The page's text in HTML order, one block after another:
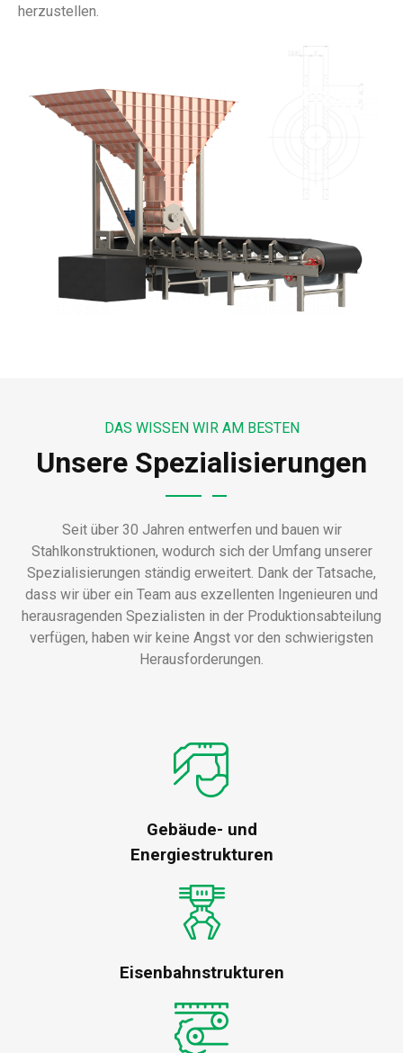
herzustellen.
DAS WISSEN WIR AM BESTEN
Unsere Spezialisierungen
Seit über 30 Jahren entwerfen und bauen wir
Stahlkonstruktionen, wodurch sich der Umfang unserer
Spezialisierungen ständig erweitert. Dank der Tatsache,
dass wir über ein Team aus exzellenten Ingenieuren und
herausragenden Spezialisten in der Produktionsabteilung
verfügen, haben wir keine Angst vor den schwierigsten
Herausforderungen.
Gebäude- und
Energiestrukturen
Eisenbahnstrukturen